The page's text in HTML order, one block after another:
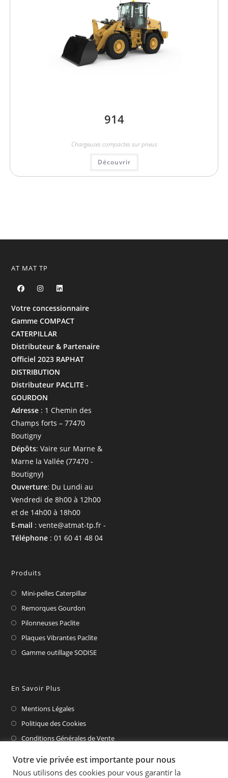
914
Chargeuses compactes sur pneus
Découvrir
AT MAT TP
Votre concessionnaire
Gamme COMPACT
CATERPILLAR
Distributeur & Partenaire
Officiel 2023 RAPHAT
DISTRIBUTION
Distributeur PACLITE -
GOURDON
Adresse : 1 Chemin des
Champs forts – 77470
Boutigny
Dépôts: Vaire sur Marne &
Marne la Vallée (77470 -
Boutigny)
Ouverture: Du Lundi au
Vendredi de 8h00 à 12h00
et de 14h00 à 18h00
E-mail : vente@atmat-tp.fr -
Téléphone : 01 60 41 48 04
Produits
Mini-pelles Caterpillar
Remorques Gourdon
Pilonneuses Paclite
Plaques Vibrantes Paclite
Gamme outillage SODISE
En Savoir Plus
Mentions Légales
Politique des Cookies
Conditions Générales de Vente
Votre vie privée est importante pour nous
Nous utilisons des cookies pour vous garantir la